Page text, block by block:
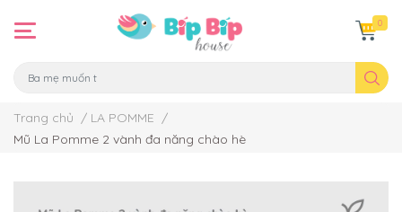
0
Trang chủ / LA POMME /
Mũ La Pomme 2 vành đa năng chào hè